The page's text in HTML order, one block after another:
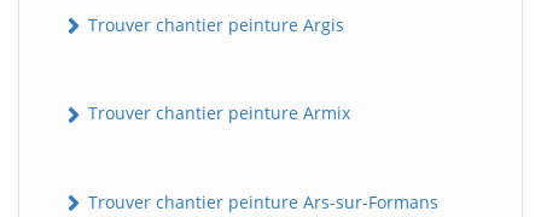
Trouver chantier peinture Argis
Trouver chantier peinture Armix
Trouver chantier peinture Ars-sur-Formans